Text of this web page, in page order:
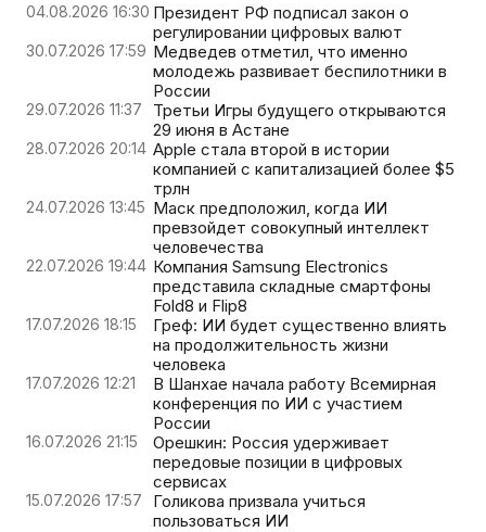
04.08.2026 16:30 Президент РФ подписал закон о
регулировании цифровых валют
30.07.2026 17:59 Медведев отметил, что именно
молодежь развивает беспилотники в
России
29.07.2026 11:37
Третьи Игры будущего открываются
29 июня в Астане
28.07.2026 20:14 Apple стала второй в истории
компанией с капитализацией более $5
трлн
24.07.2026 13:45 Маск предположил, когда ИИ
превзойдет совокупный интеллект
человечества
22.07.2026 19:44 Компания Samsung Electronics
представила складные смартфоны
Fold8 и Flip8
17.07.2026 18:15
Греф: ИИ будет существенно влиять
на продолжительность жизни
человека
17.07.2026 12:21
В Шанхае начала работу Всемирная
конференция по ИИ с участием
России
16.07.2026 21:15
Орешкин: Россия удерживает
передовые позиции в цифровых
сервисах
15.07.2026 17:57
Голикова призвала учиться
пользоваться ИИ